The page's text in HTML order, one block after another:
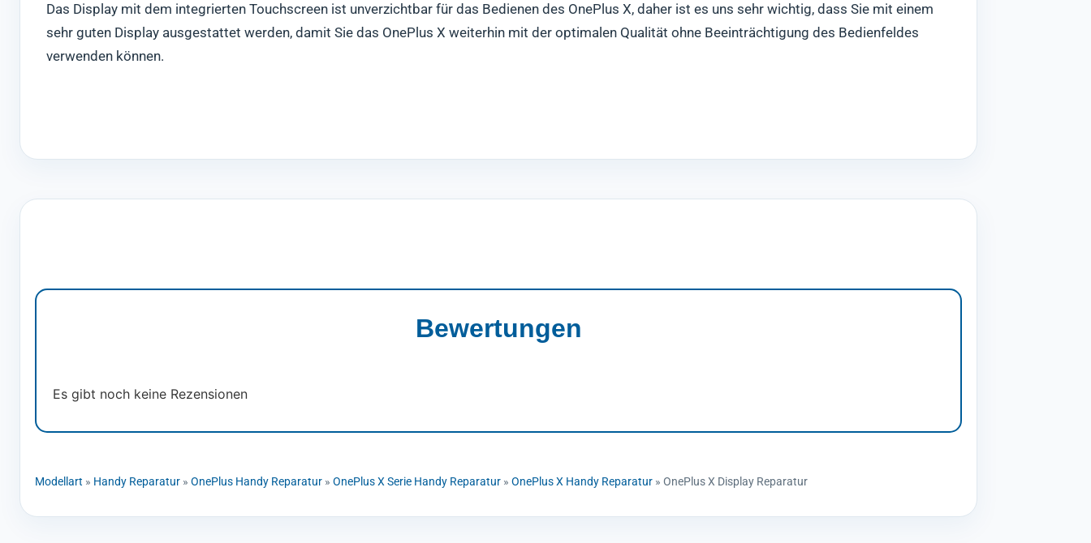
Das Display mit dem integrierten Touchscreen ist unverzichtbar für das Bedienen des OnePlus X, daher ist es uns sehr wichtig, dass Sie mit einem
sehr guten Display ausgestattet werden, damit Sie das OnePlus X weiterhin mit der optimalen Qualität ohne Beeinträchtigung des Bedienfeldes
verwenden können.
Bewertungen
Es gibt noch keine Rezensionen
Modellart » Handy Reparatur » OnePlus Handy Reparatur » OnePlus X Serie Handy Reparatur » OnePlus X Handy Reparatur » OnePlus X Display Reparatur